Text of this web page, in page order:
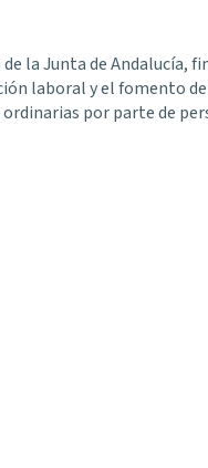
la Junta de Andalucía,
laboral y el fomento
por parte de